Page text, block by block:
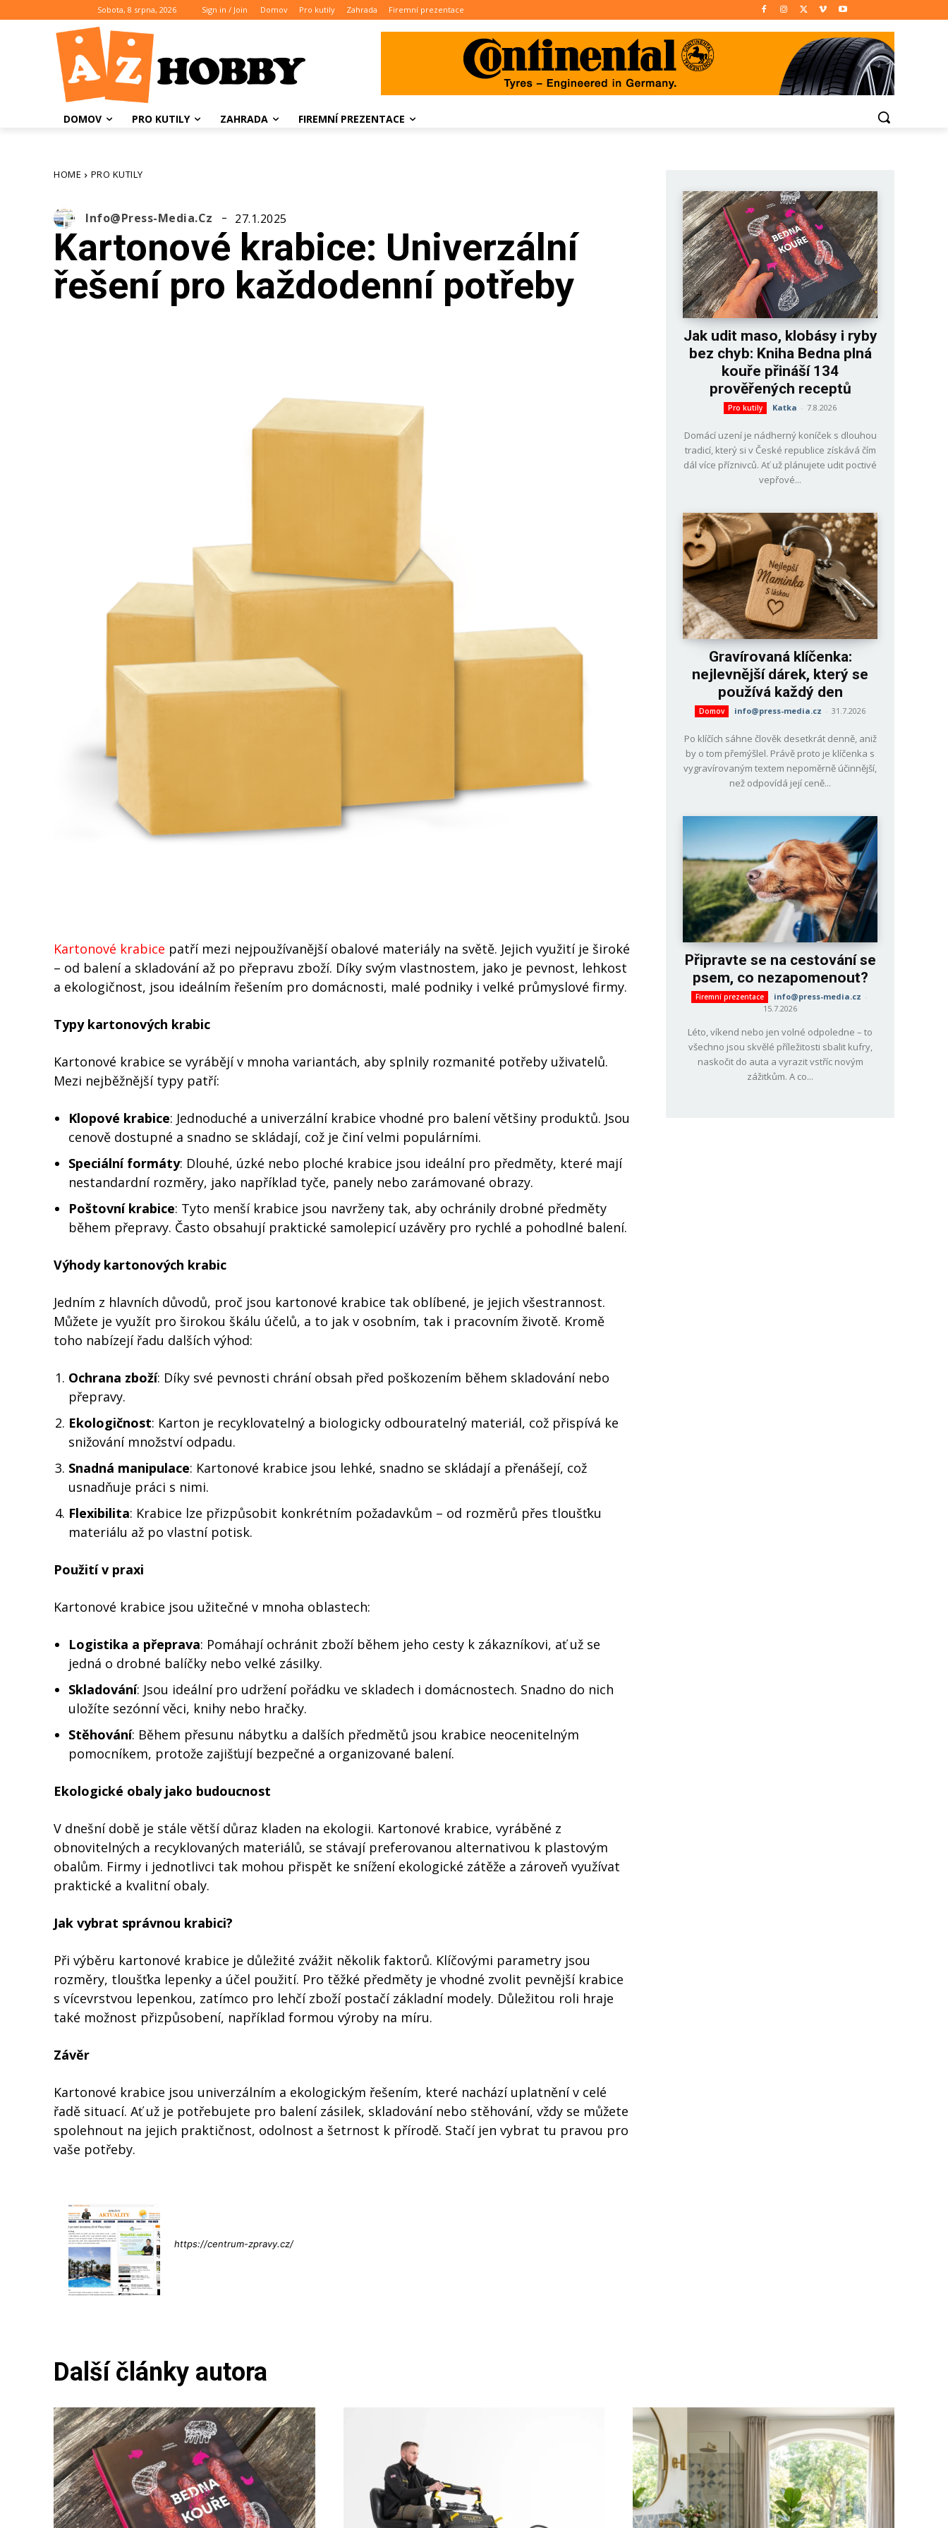
Sobota, 8 srpna, 2026 Sign in / Join Domov Pro kutily Zahrada Firemní prezentace
DOMOV PRO KUTILY ZAHRADA FIREMNÍ PREZENTACE
HOME PRO KUTILY
Info@press-Media.cz 27.1.2025
Kartonové krabice: Univerzální
řešení pro každodenní potřeby
Kartonové krabice patří mezi nejpoužívanější obalové materiály na světě. Jejich využití je široké
– od balení a skladování až po přepravu zboží. Díky svým vlastnostem, jako je pevnost, lehkost
a ekologičnost, jsou ideálním řešením pro domácnosti, malé podniky i velké průmyslové firmy.
Typy kartonových krabic
Kartonové krabice se vyrábějí v mnoha variantách, aby splnily rozmanité potřeby uživatelů.
Mezi nejběžnější typy patří:
Klopové krabice: Jednoduché a univerzální krabice vhodné pro balení většiny produktů. Jsou
cenově dostupné a snadno se skládají, což je činí velmi populárními.
Speciální formáty: Dlouhé, úzké nebo ploché krabice jsou ideální pro předměty, které mají
nestandardní rozměry, jako například tyče, panely nebo zarámované obrazy.
Poštovní krabice: Tyto menší krabice jsou navrženy tak, aby ochránily drobné předměty
během přepravy. Často obsahují praktické samolepicí uzávěry pro rychlé a pohodlné balení.
Výhody kartonových krabic
Jedním z hlavních důvodů, proč jsou kartonové krabice tak oblíbené, je jejich všestrannost.
Můžete je využít pro širokou škálu účelů, a to jak v osobním, tak i pracovním životě. Kromě
toho nabízejí řadu dalších výhod:
Ochrana zboží: Díky své pevnosti chrání obsah před poškozením během skladování nebo
přepravy.
Ekologičnost: Karton je recyklovatelný a biologicky odbouratelný materiál, což přispívá ke
snižování množství odpadu.
Snadná manipulace: Kartonové krabice jsou lehké, snadno se skládají a přenášejí, což
usnadňuje práci s nimi.
Flexibilita: Krabice lze přizpůsobit konkrétním požadavkům – od rozměrů přes tloušťku
materiálu až po vlastní potisk.
Použití v praxi
Kartonové krabice jsou užitečné v mnoha oblastech:
Logistika a přeprava: Pomáhají ochránit zboží během jeho cesty k zákazníkovi, ať už se
jedná o drobné balíčky nebo velké zásilky.
Skladování: Jsou ideální pro udržení pořádku ve skladech i domácnostech. Snadno do nich
uložíte sezónní věci, knihy nebo hračky.
Stěhování: Během přesunu nábytku a dalších předmětů jsou krabice neocenitelným
pomocníkem, protože zajišťují bezpečné a organizované balení.
Ekologické obaly jako budoucnost
V dnešní době je stále větší důraz kladen na ekologii. Kartonové krabice, vyráběné z
obnovitelných a recyklovaných materiálů, se stávají preferovanou alternativou k plastovým
obalům. Firmy i jednotlivci tak mohou přispět ke snížení ekologické zátěže a zároveň využívat
praktické a kvalitní obaly.
Jak vybrat správnou krabici?
Při výběru kartonové krabice je důležité zvážit několik faktorů. Klíčovými parametry jsou
rozměry, tloušťka lepenky a účel použití. Pro těžké předměty je vhodné zvolit pevnější krabice
s vícevrstvou lepenkou, zatímco pro lehčí zboží postačí základní modely. Důležitou roli hraje
také možnost přizpůsobení, například formou výroby na míru.
Závěr
Kartonové krabice jsou univerzálním a ekologickým řešením, které nachází uplatnění v celé
řadě situací. Ať už je potřebujete pro balení zásilek, skladování nebo stěhování, vždy se můžete
spolehnout na jejich praktičnost, odolnost a šetrnost k přírodě. Stačí jen vybrat tu pravou pro
vaše potřeby.
https://centrum-zpravy.cz/
Jak udit maso, klobásy i ryby
bez chyb: Kniha Bedna plná
kouře přináší 134
prověřených receptů
Pro kutily Katka - 7.8.2026
Domácí uzení je nádherný koníček s dlouhou
tradicí, který si v České republice získává čím
dál více příznivců. Ať už plánujete udit poctivé
vepřové...
Gravírovaná klíčenka:
nejlevnější dárek, který se
používá každý den
Domov info@press-media.cz - 31.7.2026
Po klíčích sáhne člověk desetkrát denně, aniž
by o tom přemýšlel. Právě proto je klíčenka s
vygravírovaným textem nepoměrně účinnější,
než odpovídá její ceně...
Připravte se na cestování se
psem, co nezapomenout?
Firemní prezentace info@press-media.cz -
15.7.2026
Léto, víkend nebo jen volné odpoledne – to
všechno jsou skvělé příležitosti sbalit kufry,
naskočit do auta a vyrazit vstříc novým
zážitkům. A co...
Další články autora